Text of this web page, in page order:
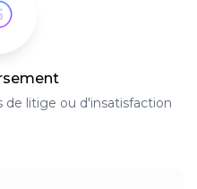
de litige ou d'insatisfaction